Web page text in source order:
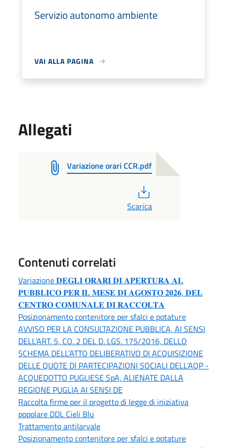
Servizio autonomo ambiente
VAI ALLA PAGINA
Allegati
Variazione orari CCR.pdf
Scarica
Contenuti correlati
Variazione 𝐃𝐄𝐆𝐋𝐈 𝐎𝐑𝐀𝐑𝐈 𝐃𝐈 𝐀𝐏𝐄𝐑𝐓𝐔𝐑𝐀 𝐀𝐋
𝐏𝐔𝐁𝐁𝐋𝐈𝐂𝐎 𝐏𝐄𝐑 𝐈𝐋 𝐌𝐄𝐒𝐄 𝐃𝐈 𝐀𝐆𝐎𝐒𝐓𝐎 𝟐𝟎𝟐𝟔, 𝐃𝐄𝐋
𝐂𝐄𝐍𝐓𝐑𝐎 𝐂𝐎𝐌𝐔𝐍𝐀𝐋𝐄 𝐃𝐈 𝐑𝐀𝐂𝐂𝐎𝐋𝐓𝐀
Posizionamento contenitore per sfalci e potature
AVVISO PER LA CONSULTAZIONE PUBBLICA, AI SENSI
DELL’ART. 5, CO. 2 DEL D. LGS. 175/2016, DELLO
SCHEMA DELL’ATTO DELIBERATIVO DI ACQUISIZIONE
DELLE QUOTE DI PARTECIPAZIONI SOCIALI DELL’AQP -
ACQUEDOTTO PUGLIESE SpA, ALIENATE DALLA
REGIONE PUGLIA AI SENSI DE
Raccolta firme per il progetto di legge di iniziativa
popolare DDL Cieli Blu
Trattamento antilarvale
Posizionamento contenitore per sfalci e potature